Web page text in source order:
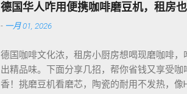
德国华人咋用便携咖啡磨豆机，租房
- 一月 01, 2026
德国咖啡文化浓，租房小厨房想喝现磨咖啡
出精品味。下面分享几招，帮你省钱又享受
香！挑磨豆机看磨芯，陶瓷的耐用不发热，